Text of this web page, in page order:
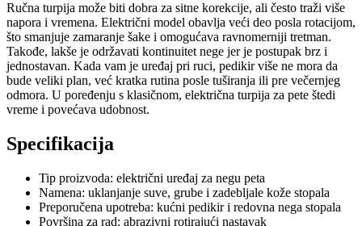
Ručna turpija može biti dobra za sitne korekcije, ali često traži više
napora i vremena. Električni model obavlja veći deo posla rotacijom,
što smanjuje zamaranje šake i omogućava ravnomerniji tretman.
Takođe, lakše je održavati kontinuitet nege jer je postupak brz i
jednostavan. Kada vam je uređaj pri ruci, pedikir više ne mora da
bude veliki plan, već kratka rutina posle tuširanja ili pre večernjeg
odmora. U poređenju s klasičnom, električna turpija za pete štedi
vreme i povećava udobnost.
Specifikacija
Tip proizvoda: električni uređaj za negu peta
Namena: uklanjanje suve, grube i zadebljale kože stopala
Preporučena upotreba: kućni pedikir i redovna nega stopala
Površina za rad: abrazivni rotirajući nastavak